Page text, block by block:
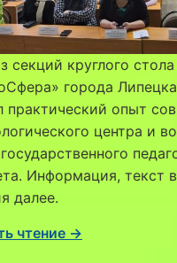
секций круглого
города
практический опыт
центра и
Информация, текст
далее.
чтение →